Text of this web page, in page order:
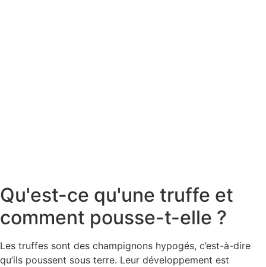
Qu'est-ce qu'une truffe et
comment pousse-t-elle ?
Les truffes sont des champignons hypogés, c’est-à-dire
qu’ils poussent sous terre. Leur développement est